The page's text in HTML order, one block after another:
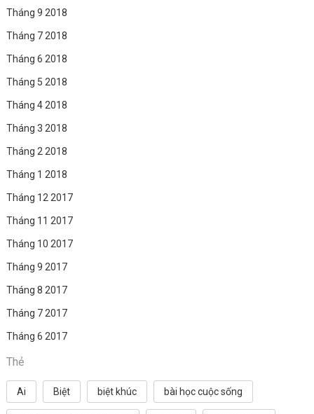
Tháng 9 2018
Tháng 7 2018
Tháng 6 2018
Tháng 5 2018
Tháng 4 2018
Tháng 3 2018
Tháng 2 2018
Tháng 1 2018
Tháng 12 2017
Tháng 11 2017
Tháng 10 2017
Tháng 9 2017
Tháng 8 2017
Tháng 7 2017
Tháng 6 2017
Thẻ
Ai Biệt biệt khúc bài học cuộc sống